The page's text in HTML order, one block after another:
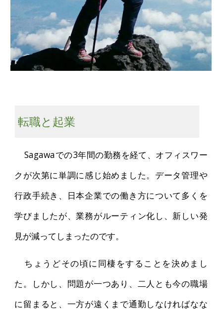
転職と起業
Sagawaでの3年間の勤務を経て、オフィスワー
クが次第に単調に感じ始めました。データ管理や
行政手続き、日本企業での働き方について多くを
学びましたが、業務がルーティン化し、新しい発
見が減ってしまったのです。
ちょうどその頃に同棲をすることを決めまし
た。しかし、問題が一つあり、二人とも今の職場
に留まると、一方が遠くまで通勤しなければなな